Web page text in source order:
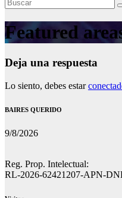
Featured
Deja una respuesta
Lo siento, debes estar
BAIRES QUERIDO
9/8/2026
Reg. Prop. Intelectual:
RL-2026-62421207-APN-